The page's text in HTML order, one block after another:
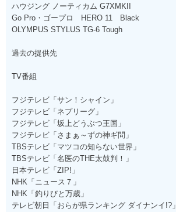
ハウジング ノーティカム G7XMKII
Go Pro・ゴープロ HERO 11 Black
OLYMPUS STYLUS TG-6 Tough
過去の提供先
TV番組
フジテレビ「サン！シャイン」
フジテレビ「ネプリーグ」
フジテレビ「坂上どうぶつ王国」
フジテレビ「さまぁ～ずの神ギ問」
TBSテレビ「マツコの知らない世界」
TBSテレビ「名医のTHE太鼓判！」
日本テレビ「ZIP!」
NHK「ニュース７」
NHK「釣りびと万歳」
テレビ朝日「おらが県ランキング ダイナンイ!?」